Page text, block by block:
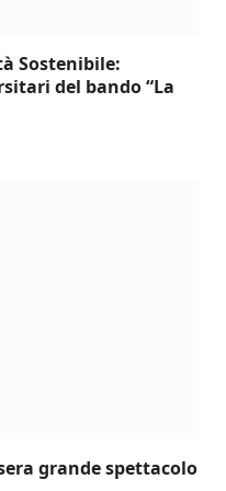
Sostenibile:
del bando “La
grande spettacolo